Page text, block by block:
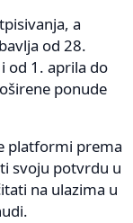
a
od 28.
od 1. aprila do
ponude
platformi prema
svoju potvrdu u
na ulazima u